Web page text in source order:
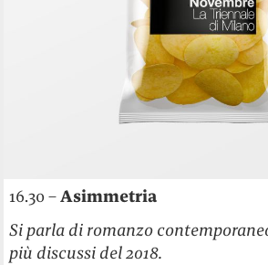
16.30 –Asimmetria
Si parla di romanzo
più discussi del 2018.